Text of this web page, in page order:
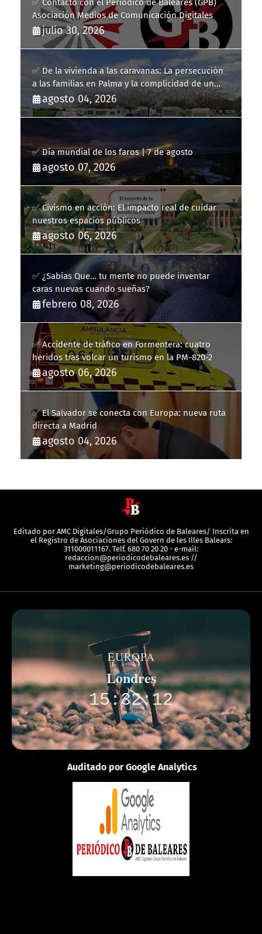
✅ Contacto con el Periódico de Baleares (GPB)
Asociación Medios de Comunicación Digitales
julio 30, 2026
✅ De la vivienda a las caravanas: La persecución
a las familias en Palma y la complicidad de un
fracaso heredado
agosto 04, 2026
✅ Día mundial de los faros | 7 de agosto
agosto 07, 2026
✅ Civismo en acción: El impacto real de cuidar
nuestros espacios públicos
agosto 06, 2026
✅ ¿Sabías Que… tu mente no puede inventar
caras nuevas cuando sueñas?
febrero 08, 2026
✅ Accidente de tráfico en Formentera: cuatro
heridos tras volcar un turismo en la PM-820-2
agosto 06, 2026
✅ El Salvador se conecta con Europa: nueva ruta
directa a Madrid
agosto 04, 2026
Editado por AMC Digitales/Grupo Periódico de Baleares/ Inscrita en
el Registro de Asociaciones del Govern de les Illes Balears:
311000011167. Telf. 680 70 20 20 - e-mail:
redaccion@periodicodebaleares.es //
marketing@periodicodebaleares.es
EUROPA
Londres
15:32:12
Auditado por Google Analytics